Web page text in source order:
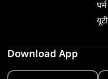
Download App